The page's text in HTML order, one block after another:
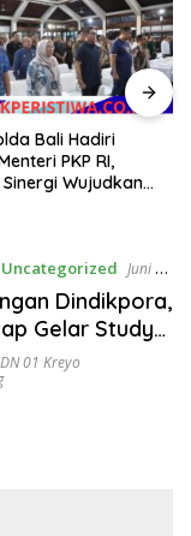
Bali Hadiri
PKP RI,
Wujudkan
Uncategorized Juni 2,
Dindikpora,
Gelar Study
01 Kreyo